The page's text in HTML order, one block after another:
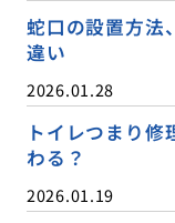
蛇口の設置方法
違い
2026.01.28
トイレつまり
わる？
2026.01.19